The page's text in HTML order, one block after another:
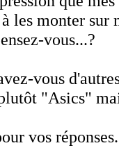
les monter sur
vous...?
vous
"Asics"
vos réponses.